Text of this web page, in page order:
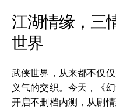
江湖情缘，三
世界
武侠世界，从来都不仅
义气的交织。今天，《
开启不删档内测，从剧